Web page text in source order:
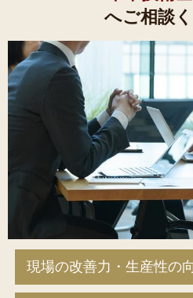
へご相談
現場の改善力・生産性の